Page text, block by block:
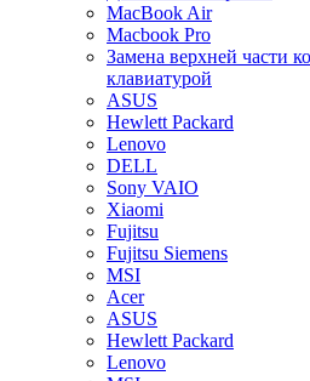
MacBook Air
Macbook Pro
Замена верхней части
клавиатурой
ASUS
Hewlett Packard
Lenovo
DELL
Sony VAIO
Xiaomi
Fujitsu
Fujitsu Siemens
MSI
Acer
ASUS
Hewlett Packard
Lenovo